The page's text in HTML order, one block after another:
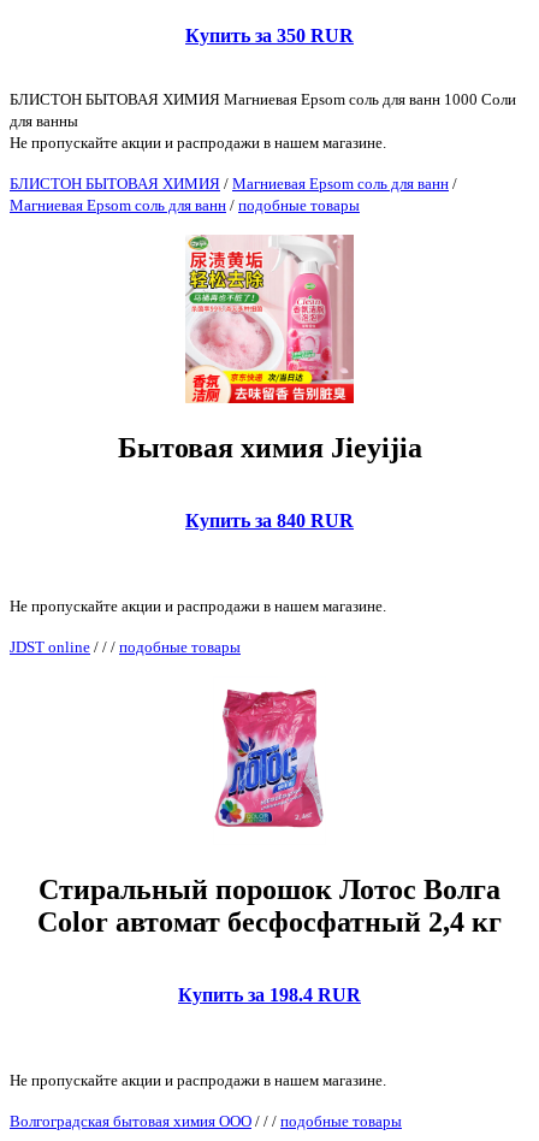
Купить за 350 RUR
БЛИСТОН БЫТОВАЯ ХИМИЯ Магниевая Epsom соль для ванн 1000 Соли
для ванны
Не пропускайте акции и распродажи в нашем магазине.
БЛИСТОН БЫТОВАЯ ХИМИЯ / Магниевая Epsom соль для ванн /
Магниевая Epsom соль для ванн / подобные товары
Бытовая химия Jieyijia
Купить за 840 RUR
Не пропускайте акции и распродажи в нашем магазине.
JDST online / / / подобные товары
Стиральный порошок Лотос Волга
Color автомат бесфосфатный 2,4 кг
Купить за 198.4 RUR
Не пропускайте акции и распродажи в нашем магазине.
Волгоградская бытовая химия ООО / / / подобные товары